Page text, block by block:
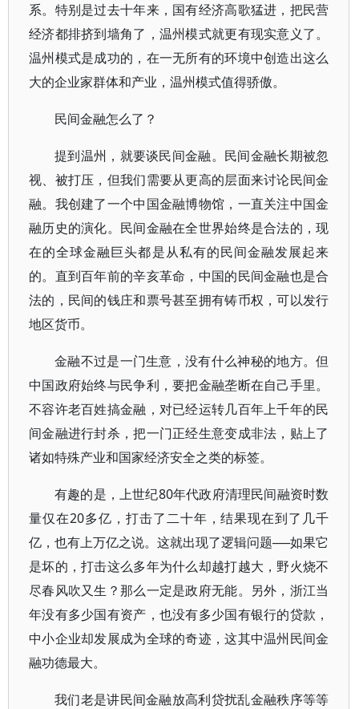
系。特别是过去十年来，国有经济高歌猛进，把民营
经济都排挤到墙角了，温州模式就更有现实意义了。
温州模式是成功的，在一无所有的环境中创造出这么
大的企业家群体和产业，温州模式值得骄傲。
民间金融怎么了？
提到温州，就要谈民间金融。民间金融长期被忽
视、被打压，但我们需要从更高的层面来讨论民间金
融。我创建了一个中国金融博物馆，一直关注中国金
融历史的演化。民间金融在全世界始终是合法的，现
在的全球金融巨头都是从私有的民间金融发展起来
的。直到百年前的辛亥革命，中国的民间金融也是合
法的，民间的钱庄和票号甚至拥有铸币权，可以发行
地区货币。
金融不过是一门生意，没有什么神秘的地方。但
中国政府始终与民争利，要把金融垄断在自己手里。
不容许老百姓搞金融，对已经运转几百年上千年的民
间金融进行封杀，把一门正经生意变成非法，贴上了
诸如特殊产业和国家经济安全之类的标签。
有趣的是，上世纪80年代政府清理民间融资时数
量仅在20多亿，打击了二十年，结果现在到了几千
亿，也有上万亿之说。这就出现了逻辑问题──如果它
是坏的，打击这么多年为什么却越打越大，野火烧不
尽春风吹又生？那么一定是政府无能。另外，浙江当
年没有多少国有资产，也没有多少国有银行的贷款，
中小企业却发展成为全球的奇迹，这其中温州民间金
融功德最大。
我们老是讲民间金融放高利贷扰乱金融秩序等等